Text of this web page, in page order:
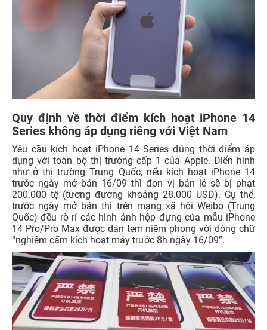
Quy định về thời điểm kích hoạt iPhone 14
Series không áp dụng riêng với Việt Nam
Yêu cầu kích hoạt iPhone 14 Series đúng thời điểm áp
dụng với toàn bộ thị trường cấp 1 của Apple. Điển hình
như ở thị trường Trung Quốc, nếu kích hoạt iPhone 14
trước ngày mở bán 16/09 thì đơn vị bán lẻ sẽ bị phạt
200.000 tệ (tương đương khoảng 28.000 USD). Cụ thể,
trước ngày mở bán thì trên mạng xã hội Weibo (Trung
Quốc) đều rò rỉ các hình ảnh hộp đựng của mẫu iPhone
14 Pro/Pro Max được dán tem niêm phong với dòng chữ
“nghiêm cấm kích hoạt máy trước 8h ngày 16/09”.